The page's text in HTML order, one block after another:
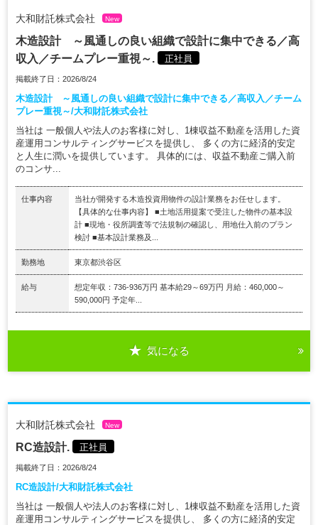
大和財託株式会社 New
木造設計 ～風通しの良い組織で設計に集中できる／高
収入／チームプレー重視～.
正社員
掲載終了日：2026/8/24
木造設計 ～風通しの良い組織で設計に集中できる／高収入／チーム
プレー重視～/大和財託株式会社
当社は 一般個人や法人のお客様に対し、1棟収益不動産を活用した資
産運用コンサルティングサービスを提供し、 多くの方に経済的安定
と人生に潤いを提供しています。 具体的には、収益不動産ご購入前
のコンサ...
仕事内容
当社が開発する木造投資用物件の設計業務をお任せします。
【具体的な仕事内容】 ■土地活用提案で受注した物件の基本設
計 ■現地・役所調査等で法規制の確認し、用地仕入前のプラン
検討 ■基本設計業務及...
勤務地 東京都渋谷区
給与
想定年収：736-936万円 基本給29～69万円 月給：460,000～
590,000円 予定年...
気になる
大和財託株式会社 New
RC造設計. 正社員
掲載終了日：2026/8/24
RC造設計/大和財託株式会社
当社は 一般個人や法人のお客様に対し、1棟収益不動産を活用した資
産運用コンサルティングサービスを提供し、 多くの方に経済的安定